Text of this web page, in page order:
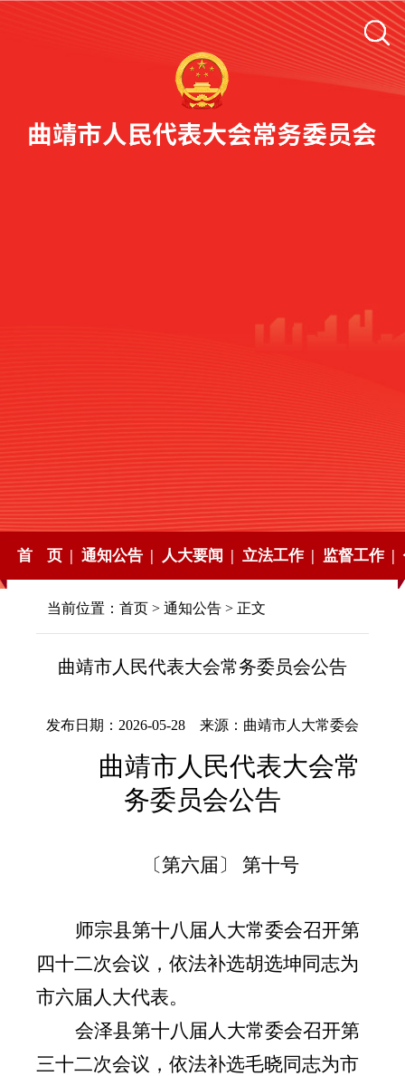
首 页 | 通知公告 | 人大要闻 | 立法工作 | 监督工作 |
当前位置： 首页 > 通知公告 > 正文
曲靖市人民代表大会常务委员会公告
发布日期：2026-05-28 来源：曲靖市人大常委会
曲靖市 人民代表大会常
务委员会公告
〔第六届〕 第十号
师宗县第十八届人大常委会召开第
四十二次会议，依法补选胡选坤同志为
市六届人大代表。
会泽县第十八届人大常委会召开第
三十二次会议，依法补选毛晓同志为市